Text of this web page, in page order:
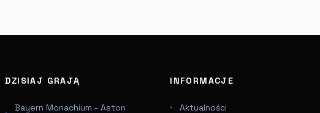
DZISIAJ GRAJĄ
Bayern Monachium - Aston
INFORMACJE
Aktualności